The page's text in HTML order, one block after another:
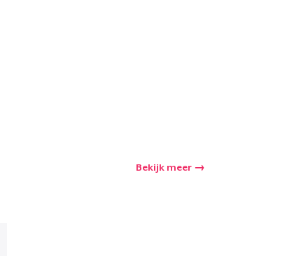
Bekijk meer